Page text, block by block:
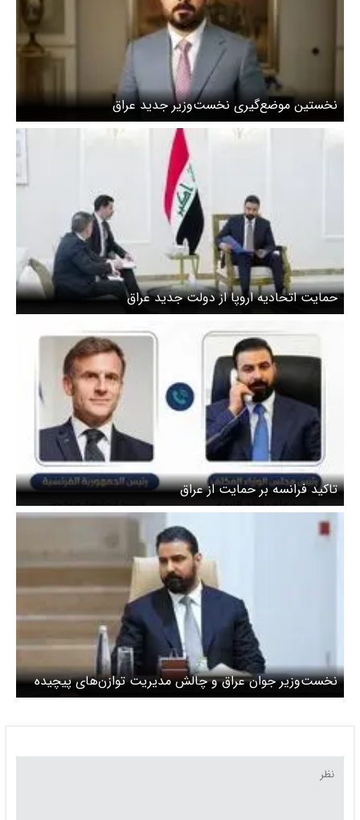
نخستین موضع‌گیری نخست‌وزیر جدید عراق
حمایت اتحادیه اروپا از دولت جدید عراق
تاکید فرانسه بر حمایت از عراق
نخست‌وزیر جوان عراق و چالش مدیریت توازن‌های پیچیده
داخلی و خارجی